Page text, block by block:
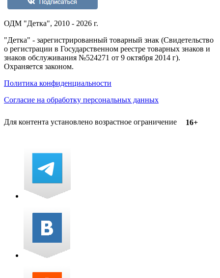
ОДМ "Детка", 2010 - 2026 г.
"Детка" - зарегистрированный товарный знак (Свидетельство
о регистрации в Государственном реестре товарных знаков и
знаков обслуживания №524271 от 9 октября 2014 г).
Охраняется законом.
Политика конфиденциальности
Согласие на обработку персональных данных
Для контента установлено возрастное ограничение 16+